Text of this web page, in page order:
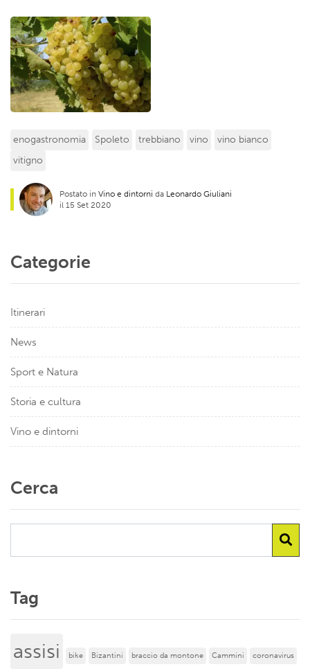
enogastronomia Spoleto trebbiano vino
vino bianco
vitigno
Postato in Vino e dintorni da Leonardo Giuliani
il 15 Set 2020
Categorie
Itinerari
News
Sport e Natura
Storia e cultura
Vino e dintorni
Cerca
Tag
assisi bike Bizantini braccio da montone Cammini coronavirus